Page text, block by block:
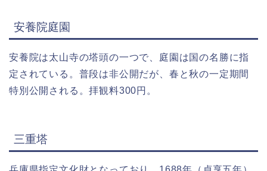
安養院庭園
安養院は太山寺の塔頭の一つで、庭園は国の名勝に指
定されている。普段は非公開だが、春と秋の一定期間
特別公開される。拝観料300円。
三重塔